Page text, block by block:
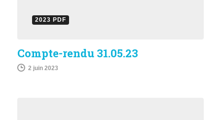
2023 PDF
Compte-rendu 31.05.23
2 juin 2023